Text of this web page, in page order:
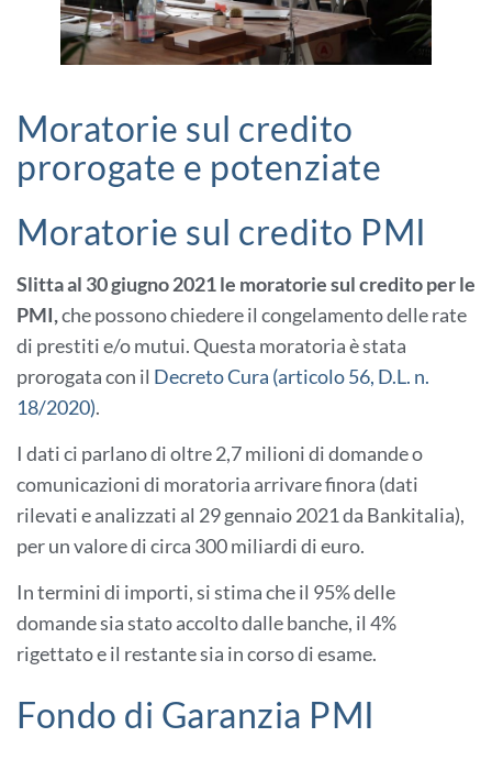
Moratorie sul credito
prorogate e potenziate
Moratorie sul credito PMI
Slitta al 30 giugno 2021 le moratorie sul credito per le
PMI,che possono chiedere il congelamento delle rate
di prestiti e/o mutui. Questa moratoria è stata
prorogata con il Decreto Cura (articolo 56, D.L. n.
18/2020).
I dati ci parlano di oltre 2,7 milioni di domande o
comunicazioni di moratoria arrivare finora (dati
rilevati e analizzati al 29 gennaio 2021 da Bankitalia),
per un valore di circa 300 miliardi di euro.
In termini di importi, si stima che il 95% delle
domande sia stato accolto dalle banche, il 4%
rigettato e il restante sia in corso di esame.
Fondo di Garanzia PMI